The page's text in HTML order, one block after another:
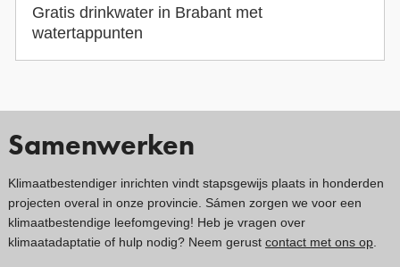
Gratis drinkwater in Brabant met
watertappunten
Samenwerken
Klimaatbestendiger inrichten vindt stapsgewijs plaats in honderden
projecten overal in onze provincie. Sámen zorgen we voor een
klimaatbestendige leefomgeving! Heb je vragen over
klimaatadaptatie of hulp nodig? Neem gerust contact met ons op.